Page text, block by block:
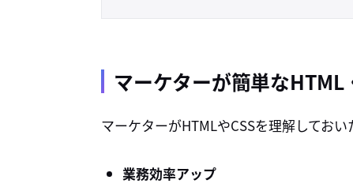
マーケターが簡単なHTML
マーケターがHTMLやCSSを理解してお
業務効率アップ